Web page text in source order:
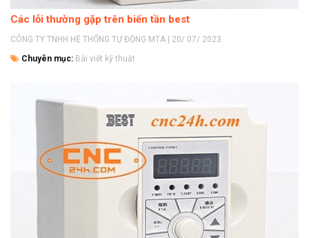
Các lỗi thường gặp trên biến tần best
CÔNG TY TNHH HỆ THỐNG TỰ ĐỘNG MTA | 20/ 07/ 2023
Chuyên mục: Bài viết kỹ thuật